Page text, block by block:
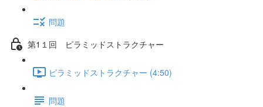
問題
第1１回 ピラミッドストラクチャー
ピラミッドストラクチャー (4:50)
問題